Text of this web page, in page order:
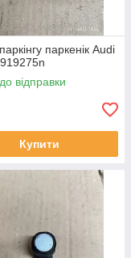
паркенік Audi
відправки
Купити